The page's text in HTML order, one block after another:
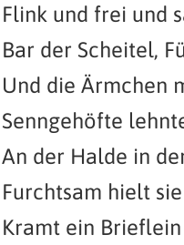
Flink und frei und
Bar der Scheitel,
Und die Ärmchen
Senngehöfte
An der Halde in
Furchtsam hielt
Kramt ein